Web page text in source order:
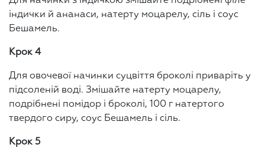
індички й ананаси, натерту моцарелу, сіль і соус
Бешамель.
Крок 4
Для овочевої начинки суцвіття броколі приваріть у
підсоленій воді. Змішайте натерту моцарелу,
подрібнені помідор і броколі, 100 г натертого
твердого сиру, соус Бешамель і сіль.
Крок 5